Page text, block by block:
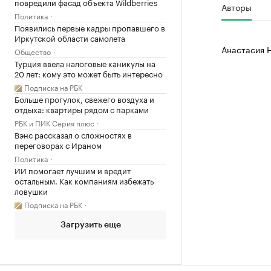
Политика
Появились первые кадры пропавшего в
Иркутской области самолета
Общество
Турция ввела налоговые каникулы на
20 лет: кому это может быть интересно
Подписка на РБК
Больше прогулок, свежего воздуха и
отдыха: квартиры рядом с парками
РБК и ПИК Серия плюс
Вэнс рассказал о сложностях в
переговорах с Ираном
Политика
ИИ помогает лучшим и вредит
остальным. Как компаниям избежать
ловушки
Подписка на РБК
Загрузить еще
Авторы
Анастасия